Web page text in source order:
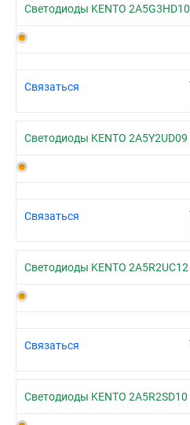
Светодиоды KENTO 2A5G3HD10
Связаться
Светодиоды KENTO 2A5Y2UD09
Связаться
Светодиоды KENTO 2A5R2UC12
Связаться
Светодиоды KENTO 2A5R2SD10